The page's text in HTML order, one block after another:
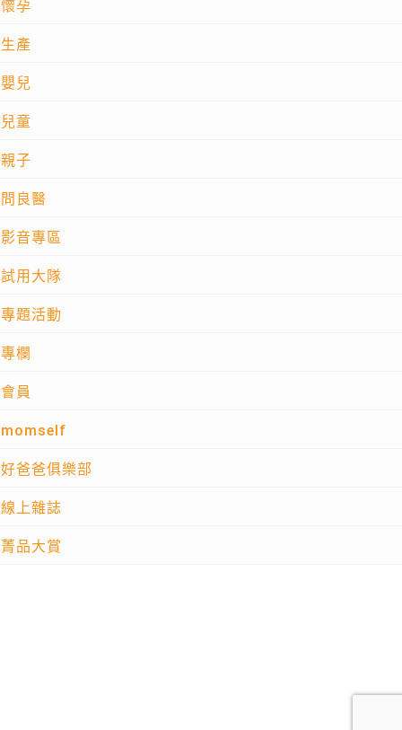
懷孕
生產
嬰兒
兒童
親子
問良醫
影音專區
試用大隊
專題活動
專欄
會員
momself
好爸爸俱樂部
線上雜誌
菁品大賞